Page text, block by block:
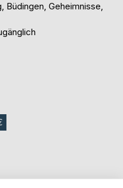
Büdingen, Geheimnisse,